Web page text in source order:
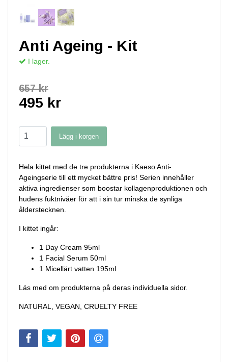
Anti Ageing - Kit
I lager.
657 kr
495 kr
Lägg i korgen
Hela kittet med de tre produkterna i Kaeso Anti-
Ageingserie till ett mycket bättre pris! Serien innehåller
aktiva ingredienser som boostar kollagenproduktionen och
hudens fuktnivåer för att i sin tur minska de synliga
ålderstecknen.
I kittet ingår:
1 Day Cream 95ml
1 Facial Serum 50ml
1 Micellärt vatten 195ml
Läs med om produkterna på deras individuella sidor.
NATURAL, VEGAN, CRUELTY FREE